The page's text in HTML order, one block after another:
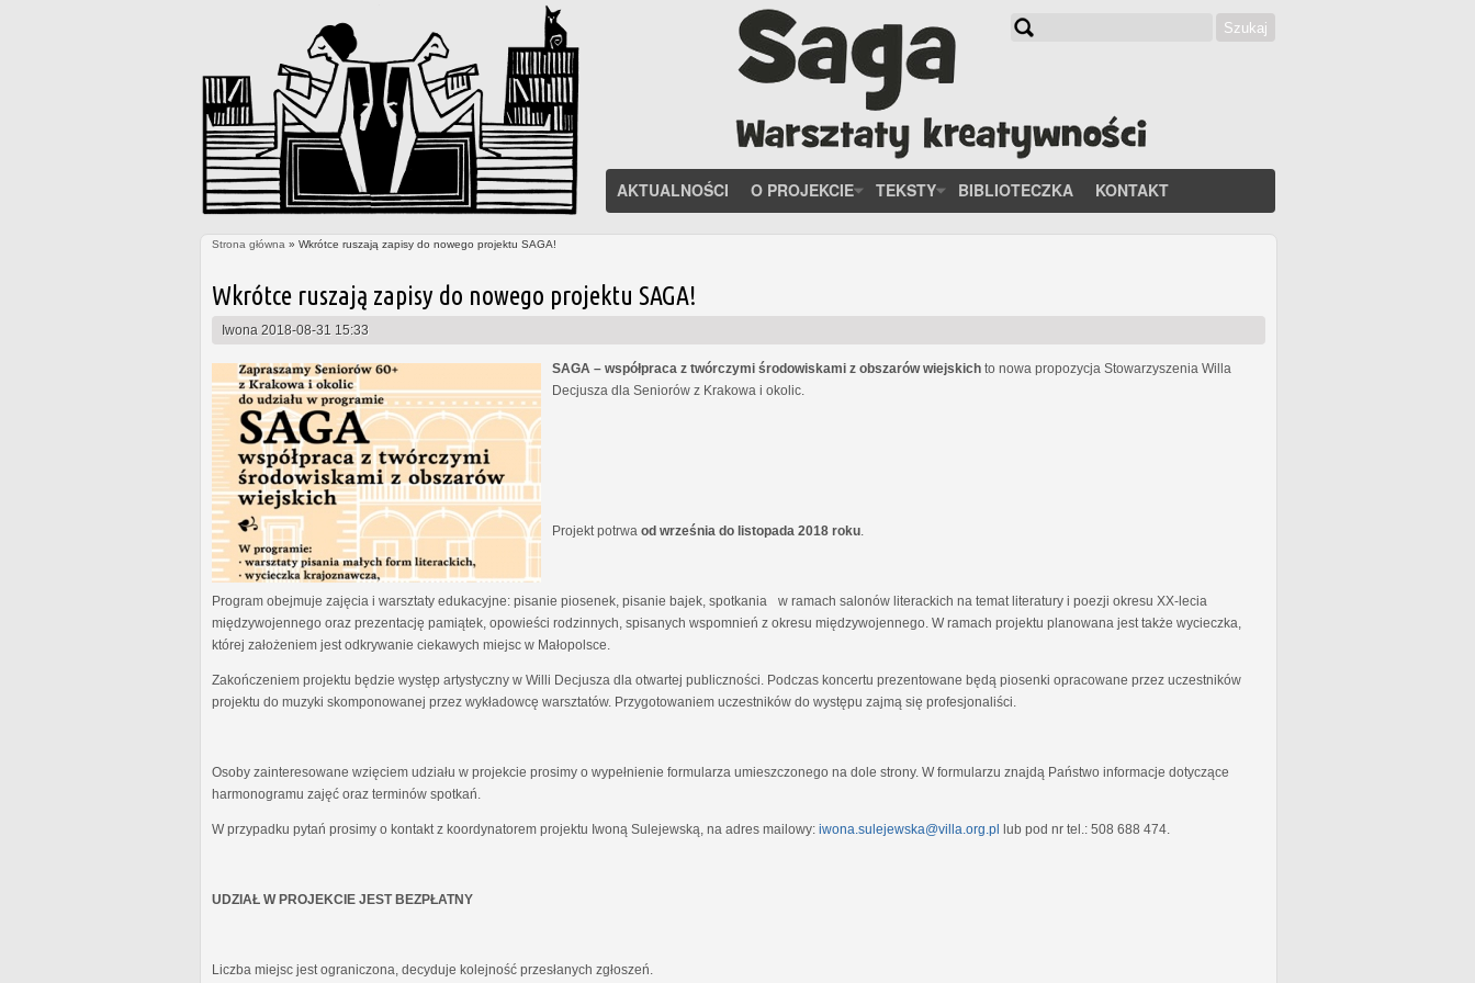
Szukaj
AKTUALNOŚCI O PROJEKCIE TEKSTY BIBLIOTECZKA KONTAKT
Strona główna » Wkrótce ruszają zapisy do nowego projektu SAGA!
Wkrótce ruszają zapisy do nowego projektu SAGA!
Iwona 2018-08-31 15:33
SAGA – współpraca z twórczymi środowiskami z obszarów wiejskich to nowa propozycja Stowarzyszenia Willa
Decjusza dla Seniorów z Krakowa i okolic.
Projekt potrwa od września do listopada 2018 roku
Program obejmuje zajęcia i warsztaty edukacyjne: pisanie piosenek, pisanie bajek, spotkania w ramach salonów literackich na temat literatury i poezji okresu XX-lecia
międzywojennego oraz prezentację pamiątek, opowieści rodzinnych, spisanych wspomnień z okresu międzywojennego. W ramach projektu planowana jest także wycieczka,
której założeniem jest odkrywanie ciekawych miejsc w Małopolsce.
Zakończeniem projektu będzie występ artystyczny w Willi Decjusza dla otwartej publiczności. Podczas koncertu prezentowane będą piosenki opracowane przez uczestników
projektu do muzyki skomponowanej przez wykładowcę warsztatów. Przygotowaniem uczestników do występu zajmą się profesjonaliści.
Osoby zainteresowane wzięciem udziału w projekcie prosimy o wypełnienie formularza umieszczonego na dole strony. W formularzu znajdą Państwo informacje dotyczące
harmonogramu zajęć oraz terminów spotkań.
W przypadku pytań prosimy o kontakt z koordynatorem projektu Iwoną Sulejewską, na adres mailowy: iwona.sulejewska@villa.org.pl lub pod nr tel.: 508 688 474.
UDZIAŁ W PROJEKCIE JEST BEZPŁATNY
Liczba miejsc jest ograniczona, decyduje kolejność przesłanych zgłoszeń.